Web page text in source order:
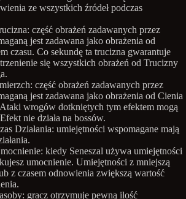
ze wszystkich źródeł podczas
część obrażeń zadawanych przez
jest zadawana jako obrażenia od
czasu. Co sekundę ta trucizna gwarantuje
się wszystkich obrażeń od Trucizny
część obrażeń zadawanych przez
jest zadawana jako obrażenia od Cienia
wrogów dotkniętych tym efektem mogą
nie działa na bossów.
Działania: umiejętności wspomagane mają
kiedy Seneszal używa umiejętności
umocnienie. Umiejętności z mniejszą
z czasem odnowienia zwiększą wartość
gracz otrzymuje pewną ilość